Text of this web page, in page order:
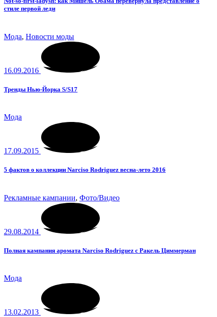
стиле первой леди
Мода, Новости моды
16.09.2016
Тренды Нью-Йорка S/S17
Мода
17.09.2015
5 фактов о коллекции Narciso Rodriguez весна-лето 2016
Рекламные кампании, Фото/Видео
29.08.2014
Полная кампания аромата Narciso Rodriguez с Ракель Циммерман
Мода
13.02.2013